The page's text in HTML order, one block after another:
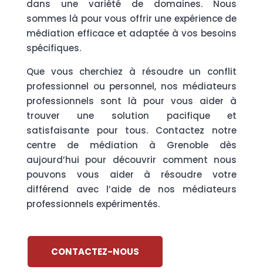
dans une variété de domaines. Nous
sommes là pour vous offrir une expérience de
médiation efficace et adaptée à vos besoins
spécifiques.
Que vous cherchiez à résoudre un conflit
professionnel ou personnel, nos médiateurs
professionnels sont là pour vous aider à
trouver une solution pacifique et
satisfaisante pour tous. Contactez notre
centre de médiation à Grenoble dès
aujourd’hui pour découvrir comment nous
pouvons vous aider à résoudre votre
différend avec l’aide de nos médiateurs
professionnels expérimentés.
CONTACTEZ-NOUS